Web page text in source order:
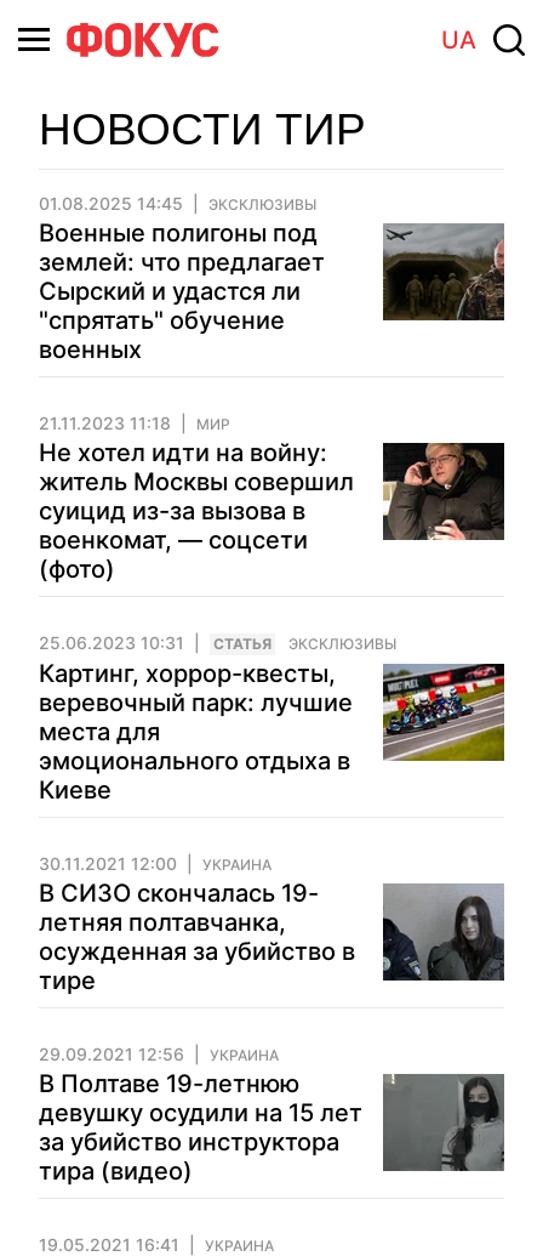
UA
НОВОСТИ ТИР
01.08.2025 14:45 ЭКСКЛЮЗИВЫ
Военные полигоны под
землей: что предлагает
Сырский и удастся ли
"спрятать" обучение
военных
21.11.2023 11:18 МИР
Не хотел идти на войну:
житель Москвы совершил
суицид из-за вызова в
военкомат, — соцсети
(фото)
25.06.2023 10:31 CТАТЬЯ ЭКСКЛЮЗИВЫ
Картинг, хоррор-квесты,
веревочный парк: лучшие
места для
эмоционального отдыха в
Киеве
30.11.2021 12:00 УКРАИНА
В СИЗО скончалась 19-
летняя полтавчанка,
осужденная за убийство в
тире
29.09.2021 12:56 УКРАИНА
В Полтаве 19-летнюю
девушку осудили на 15 лет
за убийство инструктора
тира (видео)
19.05.2021 16:41 УКРАИНА